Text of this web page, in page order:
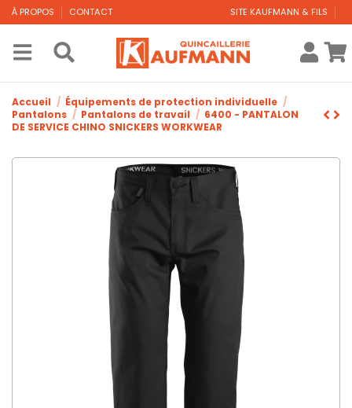
À PROPOS CONTACT SITE KAUFMANN & FILS
Accueil
Équipements de protection individuelle
Pantalons
Pantalons de travail
6400 - PANTALON
DE SERVICE CHINO SNICKERS WORKWEAR